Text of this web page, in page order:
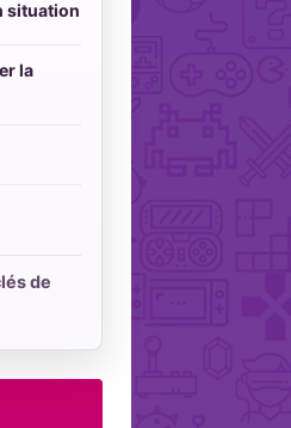
situation
la
de